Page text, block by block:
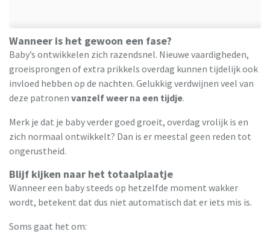
Wanneer is het gewoon een fase?
Baby’s ontwikkelen zich razendsnel. Nieuwe vaardigheden,
groeisprongen of extra prikkels overdag kunnen tijdelijk ook
invloed hebben op de nachten. Gelukkig verdwijnen veel van
deze patronen vanzelf weer na een tijdje.
Merk je dat je baby verder goed groeit, overdag vrolijk is en
zich normaal ontwikkelt? Dan is er meestal geen reden tot
ongerustheid.
Blijf kijken naar het totaalplaatje
Wanneer een baby steeds op hetzelfde moment wakker
wordt, betekent dat dus niet automatisch dat er iets mis is.
Soms gaat het om: